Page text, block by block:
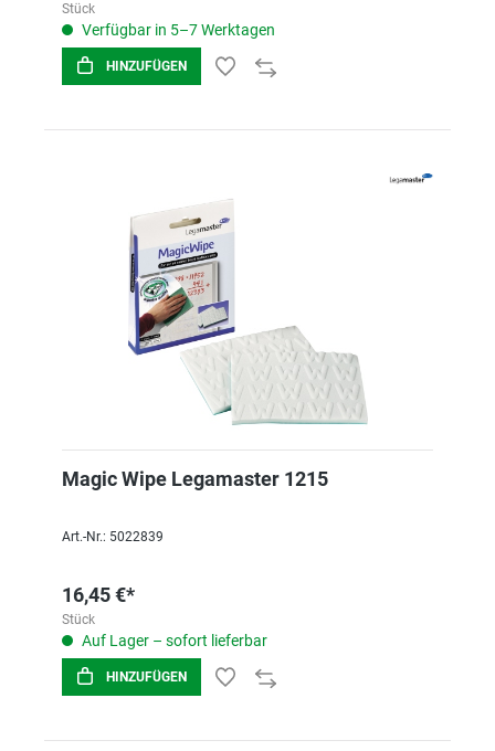
Stück
Verfügbar in 5–7 Werktagen
HINZUFÜGEN
Magic Wipe Legamaster 1215
Art.-Nr.: 5022839
16,45 €*
Stück
Auf Lager – sofort lieferbar
HINZUFÜGEN